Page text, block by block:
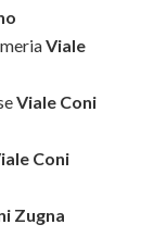
Viale
Viale Coni
Coni
Zugna